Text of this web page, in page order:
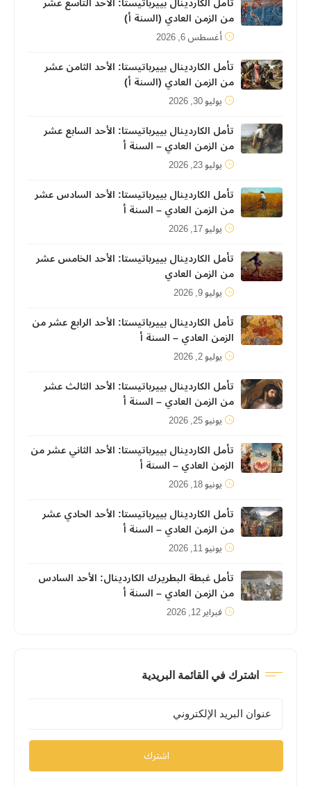
من الزمن العادي (السنة أ)
أغسطس 6, 2026
تأمل الكاردينال بييرباتيستا: الأحد الثامن عشر
من الزمن العادي (السنة أ)
يوليو 30, 2026
تأمل الكاردينال بييرباتيستا: الأحد السابع عشر
من الزمن العادي – السنة أ
يوليو 23, 2026
تأمل الكاردينال بييرباتيستا: الأحد السادس عشر
من الزمن العادي – السنة أ
يوليو 17, 2026
تأمل الكاردينال بييرباتيستا: الأحد الخامس عشر
من الزمن العادي
يوليو 9, 2026
تأمل الكاردينال بييرباتيستا: الأحد الرابع عشر من
الزمن العادي – السنة أ
يوليو 2, 2026
تأمل الكاردينال بييرباتيستا: الأحد الثالث عشر
من الزمن العادي – السنة أ
يونيو 25, 2026
تأمل الكاردينال بييرباتيستا: الأحد الثاني عشر من
الزمن العادي – السنة أ
يونيو 18, 2026
تأمل الكاردينال بييرباتيستا: الأحد الحادي عشر
من الزمن العادي – السنة أ
يونيو 11, 2026
تأمل غبطة البطريرك الكاردينال: الأحد السادس
من الزمن العادي – السنة أ
فبراير 12, 2026
اشترك في القائمة البريدية
اشترك